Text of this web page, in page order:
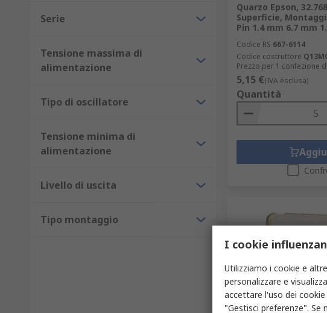
Serie
Tensione massima di
alimentazione
Tipo di oscillatore
Tensione minima di
alimentazione
Livello di uscita
Tipo montaggio
Quarzo Epson,
Superficie,
Pin 1.4 mm 6.7 mm
Codice RS 667-6114
Codice costruttore
Prezzo per 1 confezione
5,15 €(IVA esclusa)
Quantità
I cookie
Utilizziamo i cookie e
personalizzare e
accettare l'uso dei
"Gestisci preferenze".